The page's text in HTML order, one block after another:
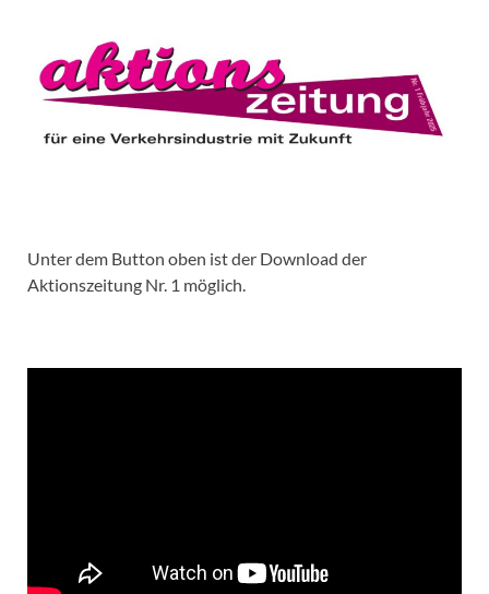
Unter dem Button oben ist der Download der
Aktionszeitung Nr. 1 möglich.